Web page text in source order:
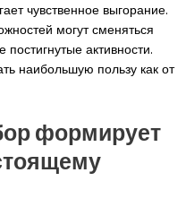
чувственное выгорание.
могут сменяться
активности.
наибольшую пользу как от
формирует